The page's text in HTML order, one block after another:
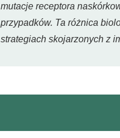
mutacje receptora
przypadków. Ta różnica
strategiach skojarzonych z